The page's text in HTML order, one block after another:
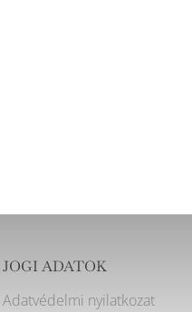
JOGI ADATOK
Adatvédelmi nyilatkozat